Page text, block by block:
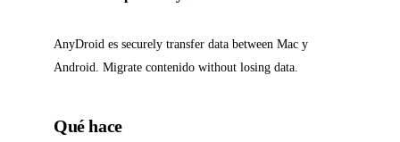
AnyDroid es securely transfer data between Mac y
Android. Migrate contenido without losing data.
Qué hace